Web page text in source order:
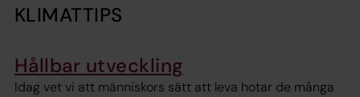
KLIMATTIPS
Hållbar utveckling
Idag vet vi att människors sätt att leva hotar de många